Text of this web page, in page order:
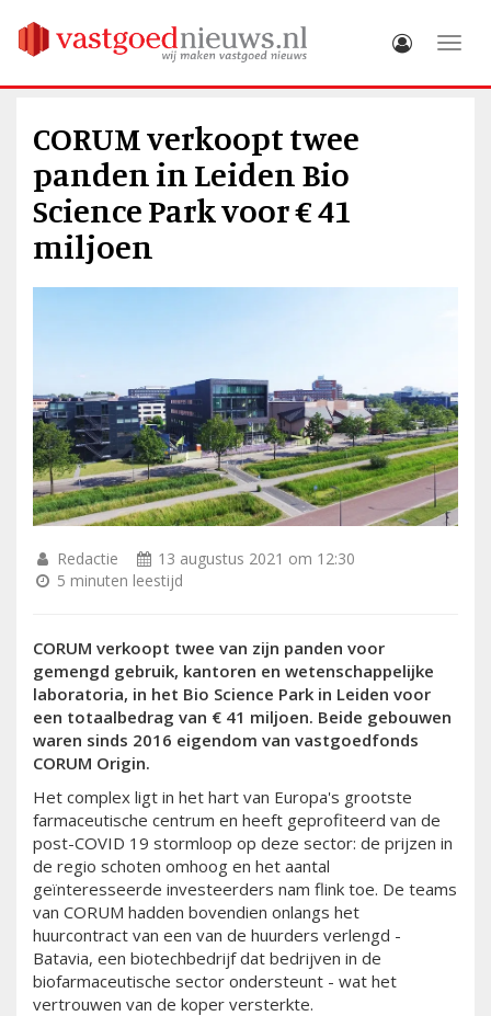
CORUM verkoopt twee
panden in Leiden Bio
Science Park voor € 41
miljoen
Redactie
13 augustus 2021 om 12:30
5 minuten leestijd
CORUM verkoopt twee van zijn panden voor
gemengd gebruik, kantoren en wetenschappelijke
laboratoria, in het Bio Science Park in Leiden voor
een totaalbedrag van € 41 miljoen. Beide gebouwen
waren sinds 2016 eigendom van vastgoedfonds
CORUM Origin.
Het complex ligt in het hart van Europa's grootste
farmaceutische centrum en heeft geprofiteerd van de
post-COVID 19 stormloop op deze sector: de prijzen in
de regio schoten omhoog en het aantal
geïnteresseerde investeerders nam flink toe. De teams
van CORUM hadden bovendien onlangs het
huurcontract van een van de huurders verlengd -
Batavia, een biotechbedrijf dat bedrijven in de
biofarmaceutische sector ondersteunt - wat het
vertrouwen van de koper versterkte.